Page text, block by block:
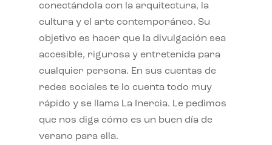
conectándola con la arquitectura, la
cultura y el arte contemporáneo. Su
objetivo es hacer que la divulgación sea
accesible, rigurosa y entretenida para
cualquier persona. En sus cuentas de
redes sociales te lo cuenta todo muy
rápido y se llama La Inercia. Le pedimos
que nos diga cómo es un buen día de
verano para ella.